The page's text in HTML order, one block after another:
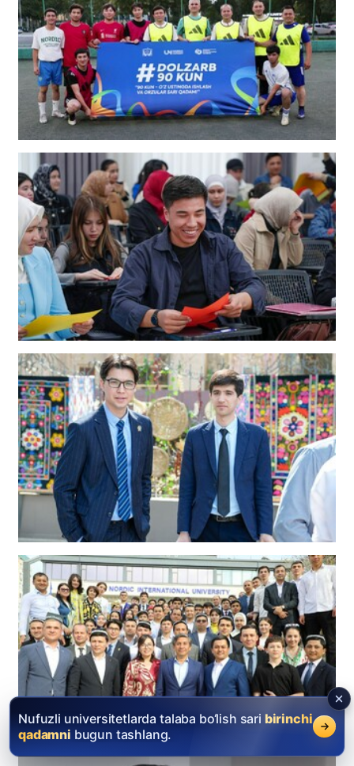
Nufuzli universitetlarda talaba bo‘lish sari birinchi
qadamni bugun tashlang.